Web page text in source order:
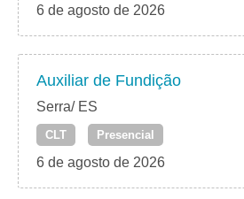
6 de agosto de 2026
Auxiliar de Fundição
Serra/ ES
CLT Presencial
6 de agosto de 2026